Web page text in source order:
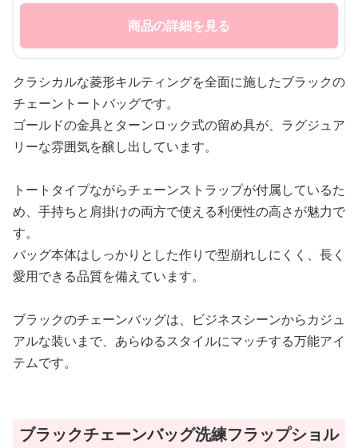
商品の詳細を見る
クラシカルな菱形キルティングを全面に施したブラックの
チェーントートバッグです。
ゴールドの金具とターンロック式の留め具が、ラグジュア
リーな雰囲気を醸し出しています。
トートタイプながらチェーンストラップが付属しているた
め、手持ちと肩掛けの両方で使える利便性の高さが魅力で
す。
バッグ本体はしっかりとした作りで型崩れしにくく、長く
愛用できる品質を備えています。
ブラックのチェーンバッグは、ビジネスシーンからカジュ
アルな装いまで、あらゆるスタイルにマッチする万能アイ
テムです。
ブラックチェーンバッグ洗練フラップショル